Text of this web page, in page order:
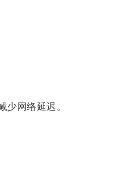
网络延迟。